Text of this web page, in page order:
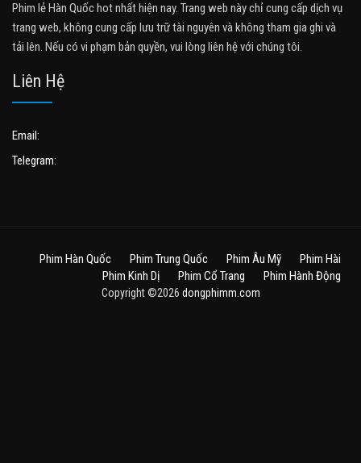
Phim lẻ Hàn Quốc hot nhất hiện nay. Trang web này chỉ cung cấp dịch vụ
trang web, không cung cấp lưu trữ tài nguyên và không tham gia ghi và
tải lên. Nếu có vi phạm bản quyền, vui lòng liên hệ với chúng tôi.
Liên Hệ
Email:
Telegram:
Phim Hàn Quốc Phim Trung Quốc Phim Âu Mỹ
Phim Hài
Phim Kinh Dị
Phim Cổ Trang Phim Hành Động
Copyright ©2026 dongphimm.com